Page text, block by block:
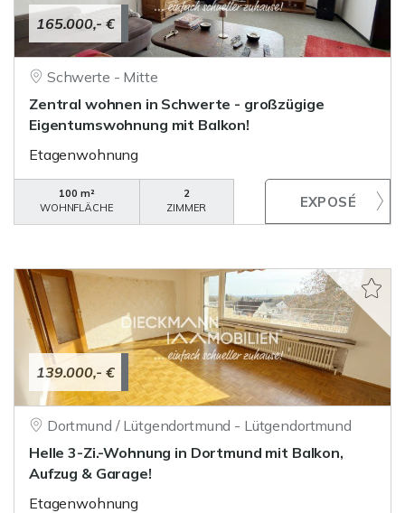
165.000,- €
Schwerte - Mitte
Zentral wohnen in Schwerte - großzügige
Eigentumswohnung mit Balkon!
Etagenwohnung
100 m²
WOHNFLÄCHE
2
ZIMMER
139.000,- €
Dortmund / Lütgendortmund - Lütgendortmund
Helle 3-Zi.-Wohnung in Dortmund mit Balkon,
Aufzug & Garage!
Etagenwohnung